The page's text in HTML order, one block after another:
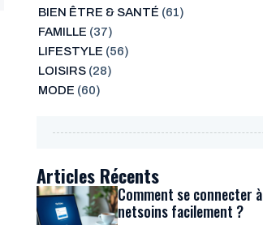
BIEN ÊTRE & SANTÉ (61)
FAMILLE (37)
LIFESTYLE (56)
LOISIRS(28)
MODE (60)
Articles Récents
Comment se connecter à
netsoins facilement ?